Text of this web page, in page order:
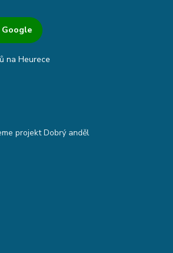
Google
na Heurece
projekt Dobrý anděl